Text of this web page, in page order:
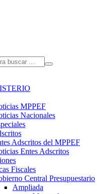
MPPEF
Nacionales
Adscritos del MPPEF
Entes Adscritos
Fiscales
Central Presupuestario
Ampliada